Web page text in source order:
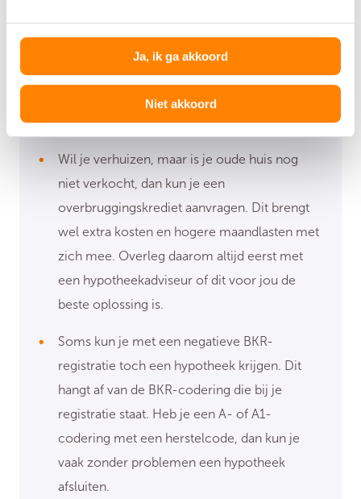
Ja, ik ga akkoord
Niet akkoord
stijgen je netto maandlasten tijdens de
looptijd, terwijl je lasten bij een lineaire
hypotheek tijdens de looptijd dalen. Onze
hypotheekadviseur helpt je bij het maken van
de juiste keuze.
Wil je verhuizen, maar is je oude huis nog
niet verkocht, dan kun je een
overbruggingskrediet aanvragen. Dit brengt
wel extra kosten en hogere maandlasten met
zich mee. Overleg daarom altijd eerst met
een hypotheekadviseur of dit voor jou de
beste oplossing is.
Soms kun je met een negatieve BKR-
registratie toch een hypotheek krijgen. Dit
hangt af van de BKR-codering die bij je
registratie staat. Heb je een A- of A1-
codering met een herstelcode, dan kun je
vaak zonder problemen een hypotheek
afsluiten.